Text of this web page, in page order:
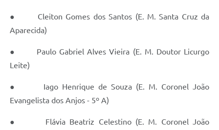
● Cleiton Gomes dos Santos (E. M. Santa Cruz da
Aparecida)
● Paulo Gabriel Alves Vieira (E. M. Doutor Licurgo
Leite)
● Iago Henrique de Souza (E. M. Coronel João
Evangelista dos Anjos - 5º A)
● Flávia Beatriz Celestino (E. M. Coronel João